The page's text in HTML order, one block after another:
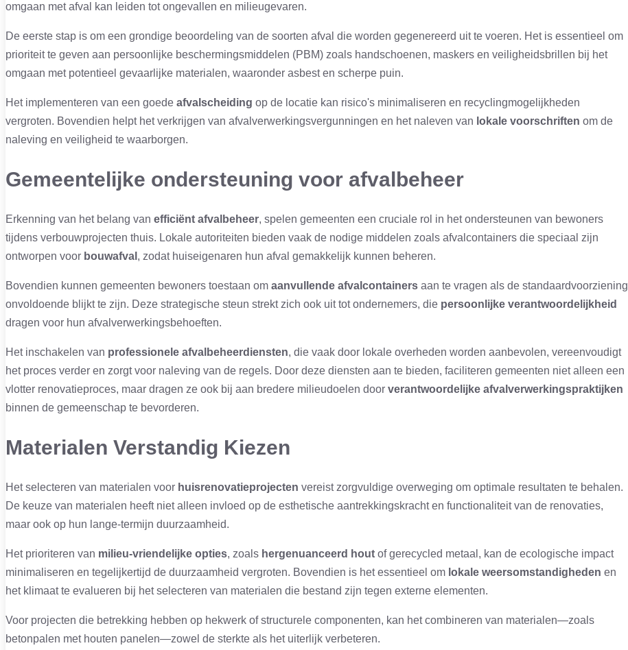
omgaan met afval kan leiden tot ongevallen en milieugevaren.
De eerste stap is om een grondige beoordeling van de soorten afval die worden gegenereerd uit te voeren. Het is essentieel om
prioriteit te geven aan persoonlijke beschermingsmiddelen (PBM) zoals handschoenen, maskers en veiligheidsbrillen bij het
omgaan met potentieel gevaarlijke materialen, waaronder asbest en scherpe puin.
Het implementeren van een goede afvalscheiding op de locatie kan risico's minimaliseren en recyclingmogelijkheden
vergroten. Bovendien helpt het verkrijgen van afvalverwerkingsvergunningen en het naleven van lokale voorschriften om de
naleving en veiligheid te waarborgen.
Gemeentelijke ondersteuning voor afvalbeheer
Erkenning van het belang van efficiënt afvalbeheer, spelen gemeenten een cruciale rol in het ondersteunen van bewoners
tijdens verbouwprojecten thuis. Lokale autoriteiten bieden vaak de nodige middelen zoals afvalcontainers die speciaal zijn
ontworpen voor bouwafval , zodat huiseigenaren hun afval gemakkelijk kunnen beheren.
Bovendien kunnen gemeenten bewoners toestaan om aanvullende afvalcontainers aan te vragen als de standaardvoorziening
onvoldoende blijkt te zijn. Deze strategische steun strekt zich ook uit tot ondernemers, die persoonlijke verantwoordelijkheid
dragen voor hun afvalverwerkingsbehoeften.
Het inschakelen van professionele afvalbeheerdiensten, die vaak door lokale overheden worden aanbevolen, vereenvoudigt
het proces verder en zorgt voor naleving van de regels. Door deze diensten aan te bieden, faciliteren gemeenten niet alleen een
vlotter renovatieproces, maar dragen ze ook bij aan bredere milieudoelen door verantwoordelijke afvalverwerkingspraktijken
binnen de gemeenschap te bevorderen.
Materialen Verstandig Kiezen
Het selecteren van materialen voor huisrenovatieprojecten vereist zorgvuldige overweging om optimale resultaten te behalen.
De keuze van materialen heeft niet alleen invloed op de esthetische aantrekkingskracht en functionaliteit van de renovaties,
maar ook op hun lange-termijn duurzaamheid.
Het prioriteren van milieu-vriendelijke opties, zoals hergenuanceerd hout of gerecycled metaal, kan de ecologische impact
minimaliseren en tegelijkertijd de duurzaamheid vergroten. Bovendien is het essentieel om lokale weersomstandigheden en
het klimaat te evalueren bij het selecteren van materialen die bestand zijn tegen externe elementen.
Voor projecten die betrekking hebben op hekwerk of structurele componenten, kan het combineren van materialen—zoals
betonpalen met houten panelen—zowel de sterkte als het uiterlijk verbeteren.